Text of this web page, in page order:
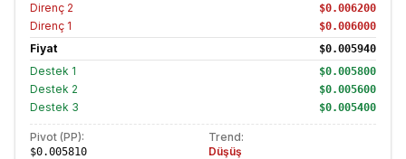
Direnç 2 $0.006200
Direnç 1 $0.006000
Fiyat $0.005940
Destek 1 $0.005800
Destek 2 $0.005600
Destek 3 $0.005400
Pivot (PP):
$0.005810
Trend:
Düşüş